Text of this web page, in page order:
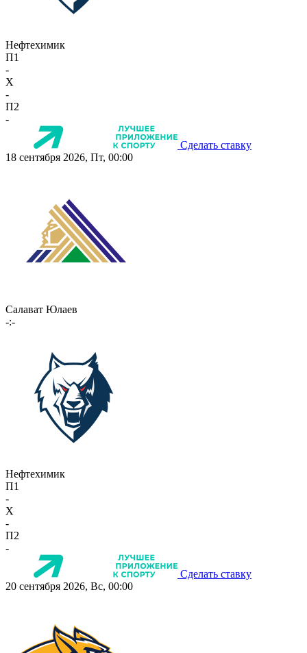
Нефтехимик
П1
-
X
-
П2
-
Сделать ставку
18 сентября 2026, Пт, 00:00
Салават Юлаев
-:-
Нефтехимик
П1
-
X
-
П2
-
Сделать ставку
20 сентября 2026, Вс, 00:00